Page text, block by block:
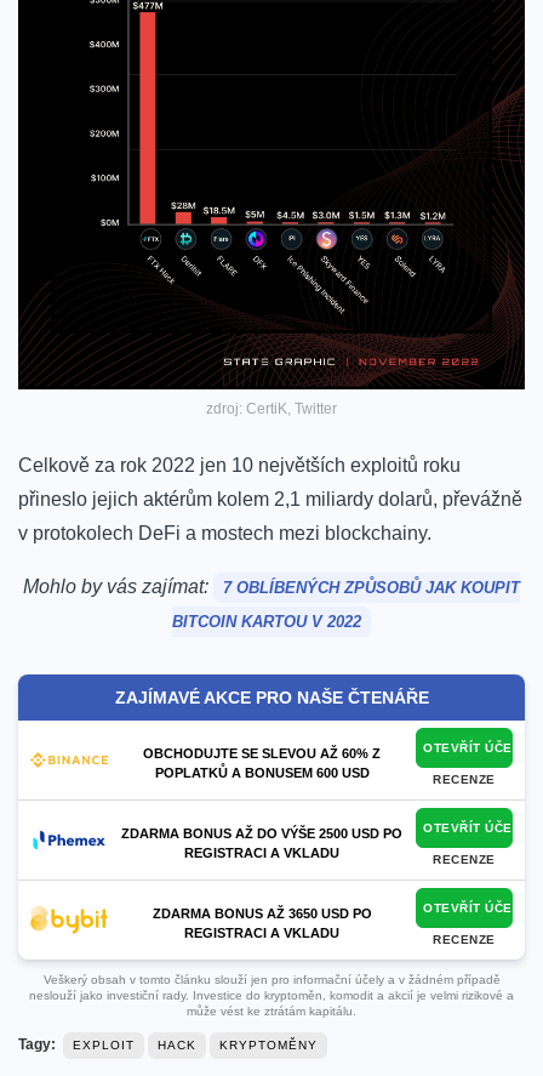
zdroj: CertiK, Twitter
Celkově za rok 2022 jen 10 největších exploitů roku
přineslo jejich aktérům kolem 2,1 miliardy dolarů, převážně
v protokolech DeFi a mostech mezi blockchainy.
Mohlo by vás zajímat:
7 OBLÍBENÝCH ZPŮSOBŮ JAK KOUPIT
BITCOIN KARTOU V 2022
ZAJÍMAVÉ AKCE PRO NAŠE ČTENÁŘE
OBCHODUJTE SE SLEVOU AŽ 60% Z
POPLATKŮ A BONUSEM 600 USD
OTEVŘÍT ÚČET
RECENZE
ZDARMA BONUS AŽ DO VÝŠE 2500 USD PO
REGISTRACI A VKLADU
OTEVŘÍT ÚČET
RECENZE
ZDARMA BONUS AŽ 3650 USD PO
REGISTRACI A VKLADU
OTEVŘÍT ÚČET
RECENZE
Veškerý obsah v tomto článku slouží jen pro informační účely a v žádném případě
neslouží jako investiční rady. Investice do kryptoměn, komodit a akcií je velmi rizikové a
může vést ke ztrátám kapitálu.
Tagy: EXPLOIT HACK KRYPTOMĚNY